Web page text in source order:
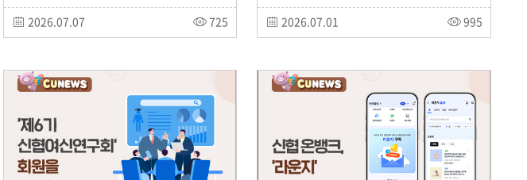
2026.07.07 725 2026.07.01 995